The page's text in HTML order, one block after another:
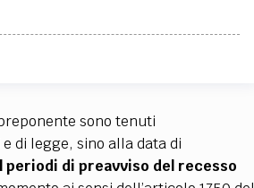
sono tenuti
di legge, sino alla data di
periodi di preavviso del recesso